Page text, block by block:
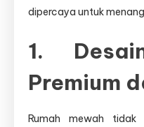
dipercaya untuk
1.
Premium
Rumah mewah